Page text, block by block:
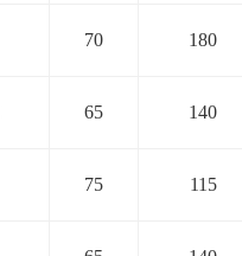
70 180
65 140
75 115